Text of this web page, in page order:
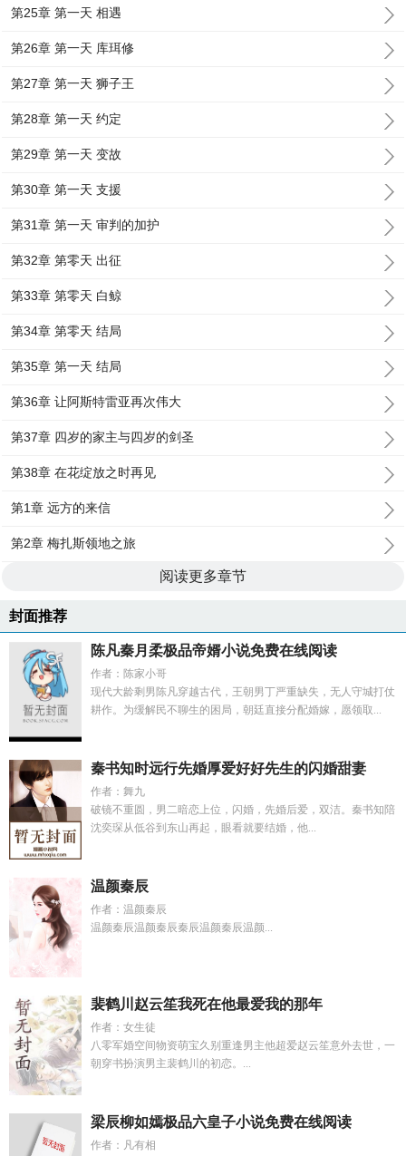
第25章 第一天 相遇
第26章 第一天 库珥修
第27章 第一天 狮子王
第28章 第一天 约定
第29章 第一天 变故
第30章 第一天 支援
第31章 第一天 审判的加护
第32章 第零天 出征
第33章 第零天 白鲸
第34章 第零天 结局
第35章 第一天 结局
第36章 让阿斯特雷亚再次伟大
第37章 四岁的家主与四岁的剑圣
第38章 在花绽放之时再见
第1章 远方的来信
第2章 梅扎斯领地之旅
阅读更多章节
封面推荐
陈凡秦月柔极品帝婿小说免费在线阅读
作者：陈家小哥
现代大龄剩男陈凡穿越古代，王朝男丁严重缺失，无人守城打仗
耕作。为缓解民不聊生的困局，朝廷直接分配婚嫁，愿领取...
秦书知时远行先婚厚爱好好先生的闪婚甜妻
作者：舞九
破镜不重圆，男二暗恋上位，闪婚，先婚后爱，双洁。秦书知陪
沈奕琛从低谷到东山再起，眼看就要结婚，他...
温颜秦辰
作者：温颜秦辰
温颜秦辰温颜秦辰秦辰温颜秦辰温颜...
裴鹤川赵云笙我死在他最爱我的那年
作者：女生徒
八零军婚空间物资萌宝久别重逢男主他超爱赵云笙意外去世，一
朝穿书扮演男主裴鹤川的初恋。...
梁辰柳如嫣极品六皇子小说免费在线阅读
作者：凡有相